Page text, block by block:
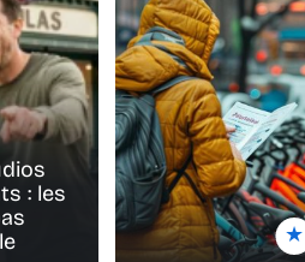
: les